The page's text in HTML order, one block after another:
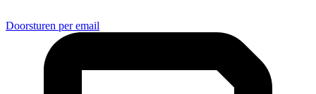
Doorsturen per email